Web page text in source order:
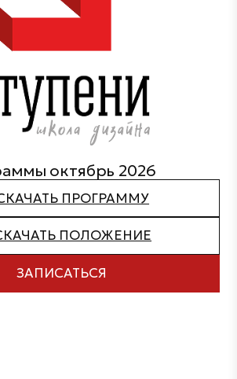
октябрь 2026
ПРОГРАММУ
ПОЛОЖЕНИЕ
ЗАПИСАТЬСЯ